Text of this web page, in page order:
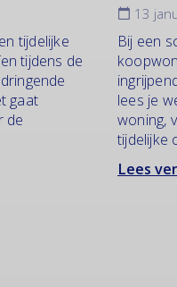
tijdelijke
tijdens de
gaat
de
13
Bij een
lees je
woning,
tijdelijke
Lees